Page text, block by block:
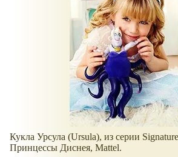
Кукла Урсула (Ursula), из серии
Принцессы Диснея, Mattel.